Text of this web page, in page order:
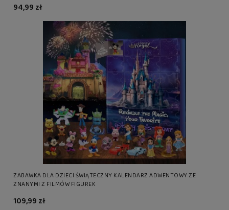
94,99 zł
ZABAWKA DLA DZIECI ŚWIĄTECZNY KALENDARZ ADWENTOWY ZE
ZNANYMI Z FILMÓW FIGUREK
109,99 zł